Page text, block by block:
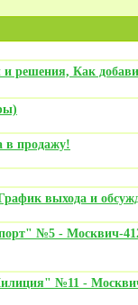
решения, Как
продажу!
выхода и
№5 - Москвич-
№11 -